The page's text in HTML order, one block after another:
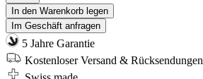
In den Warenkorb legen
Im Geschäft anfragen
5 Jahre Garantie
Kostenloser Versand & Rücksendungen